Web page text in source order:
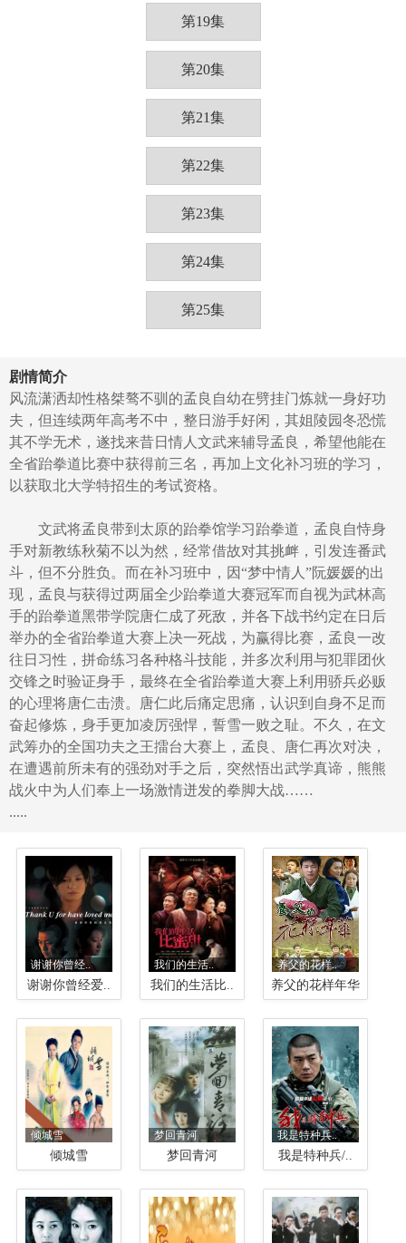
第19集
第20集
第21集
第22集
第23集
第24集
第25集
剧情简介
风流潇洒却性格桀骜不驯的孟良自幼在劈挂门炼就一身好功
夫，但连续两年高考不中，整日游手好闲，其姐陵园冬恐慌
其不学无术，遂找来昔日情人文武来辅导孟良，希望他能在
全省跆拳道比赛中获得前三名，再加上文化补习班的学习，
以获取北大学特招生的考试资格。
文武将孟良带到太原的跆拳馆学习跆拳道，孟良自恃身
手对新教练秋菊不以为然，经常借故对其挑衅，引发连番武
斗，但不分胜负。而在补习班中，因“梦中情人”阮媛媛的出
现，孟良与获得过两届全少跆拳道大赛冠军而自视为武林高
手的跆拳道黑带学院唐仁成了死敌，并各下战书约定在日后
举办的全省跆拳道大赛上决一死战，为赢得比赛，孟良一改
往日习性，拼命练习各种格斗技能，并多次利用与犯罪团伙
交锋之时验证身手，最终在全省跆拳道大赛上利用骄兵必贩
的心理将唐仁击溃。唐仁此后痛定思痛，认识到自身不足而
奋起修炼，身手更加凌厉强悍，誓雪一败之耻。不久，在文
武筹办的全国功夫之王擂台大赛上，孟良、唐仁再次对决，
在遭遇前所未有的强劲对手之后，突然悟出武学真谛，熊熊
战火中为人们奉上一场激情迸发的拳脚大战……
.....
谢谢你曾经..
谢谢你曾经爱..
我们的生活..
我们的生活比..
养父的花样..
养父的花样年华
倾城雪
倾城雪
梦回青河
梦回青河
我是特种兵..
我是特种兵/..